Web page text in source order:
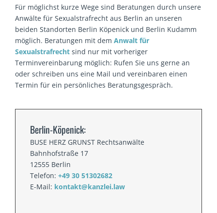
Für möglichst kurze Wege sind Beratungen durch unsere
Anwälte für Sexualstrafrecht aus Berlin an unseren
beiden Standorten Berlin Köpenick und Berlin Kudamm
möglich. Beratungen mit demAnwalt für
Sexualstrafrecht sind nur mit vorheriger
Terminvereinbarung möglich: Rufen Sie uns gerne an
oder schreiben uns eine Mail und vereinbaren einen
Termin für ein persönliches Beratungsgespräch.
Berlin-Köpenick:
BUSE HERZ GRUNST Rechtsanwälte
Bahnhofstraße 17
12555 Berlin
Telefon:+49 30 51302682
E-Mail: kontakt@kanzlei.law